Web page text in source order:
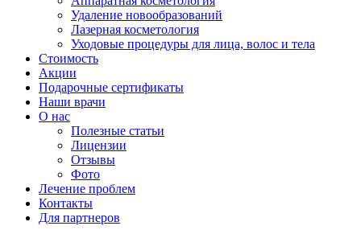
Удаление новообразований
Лазерная косметология
Уходовые процедуры для лица, волос и тела
Стоимость
Акции
Подарочные сертификаты
Наши врачи
О нас
Полезные статьи
Лицензии
Отзывы
Фото
Лечение проблем
Контакты
Для партнеров